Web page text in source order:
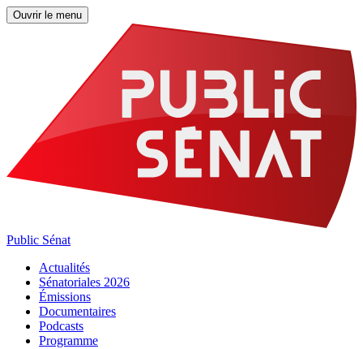
Ouvrir le menu
Public Sénat
Actualités
Sénatoriales 2026
Émissions
Documentaires
Podcasts
Programme